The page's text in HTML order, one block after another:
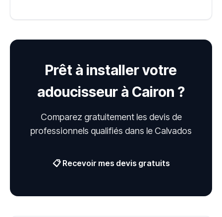
Prêt à installer votre
adoucisseur à Cairon ?
Comparez gratuitement les devis de
professionnels qualifiés dans le Calvados
📋 Recevoir mes devis gratuits